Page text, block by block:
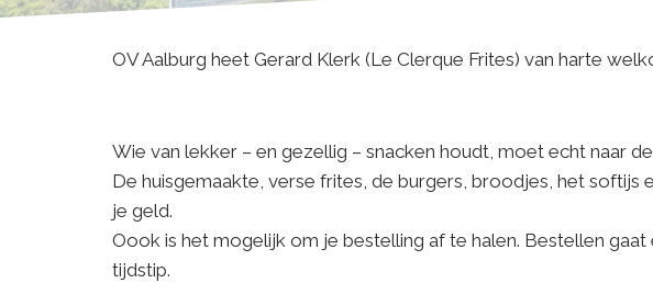
OV Aalburg heet Gerard Klerk (Le Clerque Frites) van harte
Wie van lekker – en gezellig – snacken houdt, moet echt naar
De huisgemaakte, verse frites, de burgers, broodjes, het
je geld.
Oook is het mogelijk om je bestelling af te halen. Bestellen
tijdstip.